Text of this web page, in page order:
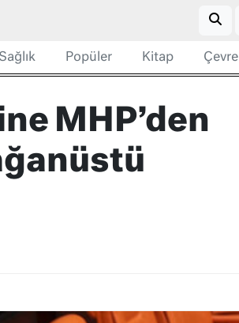
Sağlık Popüler Kitap Çevre
MHP’den